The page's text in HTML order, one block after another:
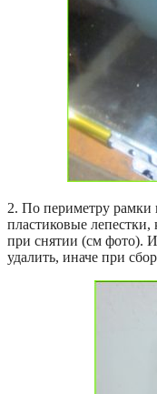
2. По периметру
пластиковые
при снятии (см фото).
удалить, иначе при